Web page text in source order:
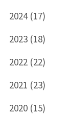
2024 (17)
2023 (18)
2022 (22)
2021 (23)
2020 (15)